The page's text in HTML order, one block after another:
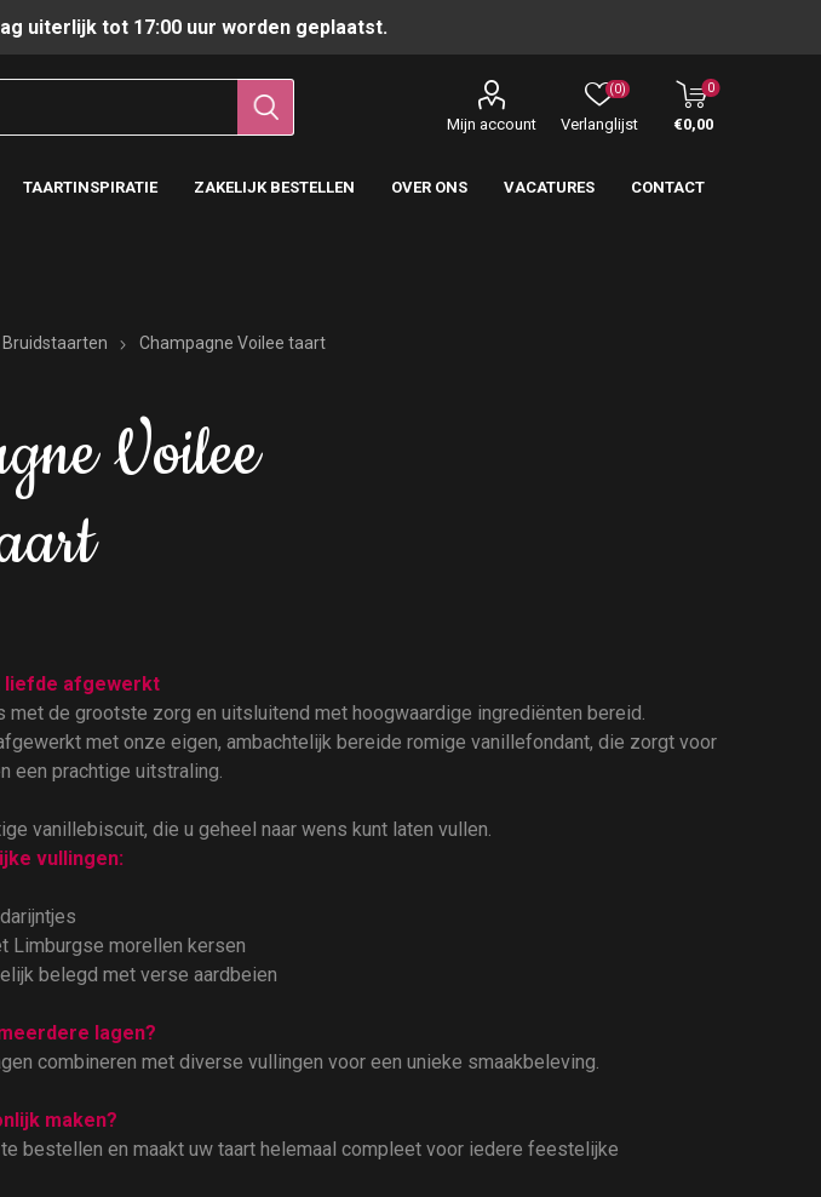
uiterlijk tot 17:00 uur worden geplaatst.
Mijn account Verlanglijst
(0) 0
€0,00
TAARTINSPIRATIE ZAKELIJK BESTELLEN OVER ONS VACATURES CONTACT
Bruidstaarten Champagne Voilee taart
Voilee
liefde afgewerkt
met de grootste zorg en uitsluitend met hoogwaardige ingrediënten bereid.
met onze eigen, ambachtelijk bereide romige vanillefondant, die zorgt voor
een prachtige uitstraling.
vanillebiscuit, die u geheel naar wens kunt laten vullen.
vullingen:
Limburgse morellen kersen
belegd met verse aardbeien
lagen?
combineren met diverse vullingen voor een unieke smaakbeleving.
maken?
bestellen en maakt uw taart helemaal compleet voor iedere feestelijke